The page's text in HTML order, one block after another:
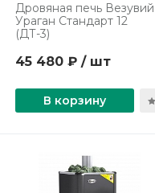
Дровяная печь Везувий
Ураган Стандарт 12
(ДТ-3)
45 480 ₽ / шт
В корзину